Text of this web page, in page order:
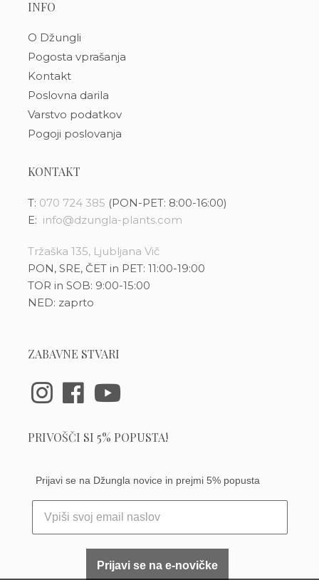
INFO
O Džungli
Pogosta vprašanja
Kontakt
Poslovna darila
Varstvo podatkov
Pogoji poslovanja
KONTAKT
T: 070 724 385 (PON-PET: 8:00-16:00)
E: info@dzungla-plants.com
Tržaška 135, Ljubljana Vič
PON, SRE, ČET in PET: 11:00-19:00
TOR in SOB: 9:00-15:00
NED: zaprto
ZABAVNE STVARI
PRIVOŠČI SI 5% POPUSTA!
Prijavi se na Džungla novice in prejmi 5% popusta
Prijavi se na e-novičke